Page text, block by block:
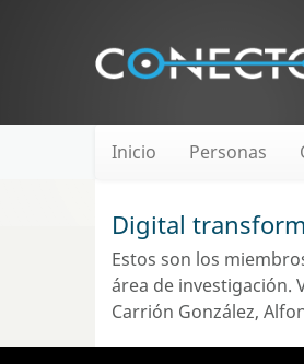
Inicio Personas
Digital
Estos son los
área de investigación.
Carrión González,